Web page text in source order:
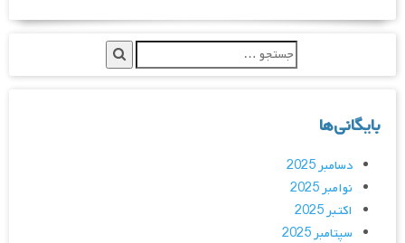
بایگانی‌ها
دسامبر 2025
نوامبر 2025
اکتبر 2025
سپتامبر 2025